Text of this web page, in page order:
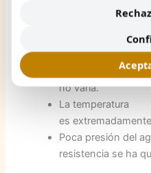
Problema en el
termostato.
La temperatura
no varía.
La temperatura
es
Poca presión del
resistencia se ha